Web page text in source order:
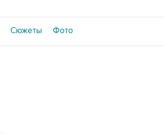
Сюжеты Фото